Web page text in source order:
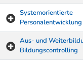
Systemorientierte
Personalentwicklung
Aus- und
Bildungscontrolling